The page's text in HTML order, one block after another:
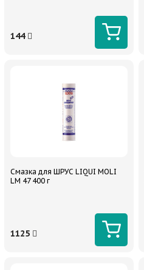
144
Смазка для ШРУС LIQUI MOLI
LM 47 400 г
1125